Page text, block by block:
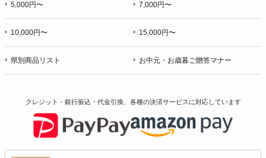
5,000円〜 7,000円〜
10,000円〜 15,000円〜
県別商品リスト お中元・お歳暮ご贈答マナー
クレジット・銀行振込・代金引換、各種の決済サービスに対応しています